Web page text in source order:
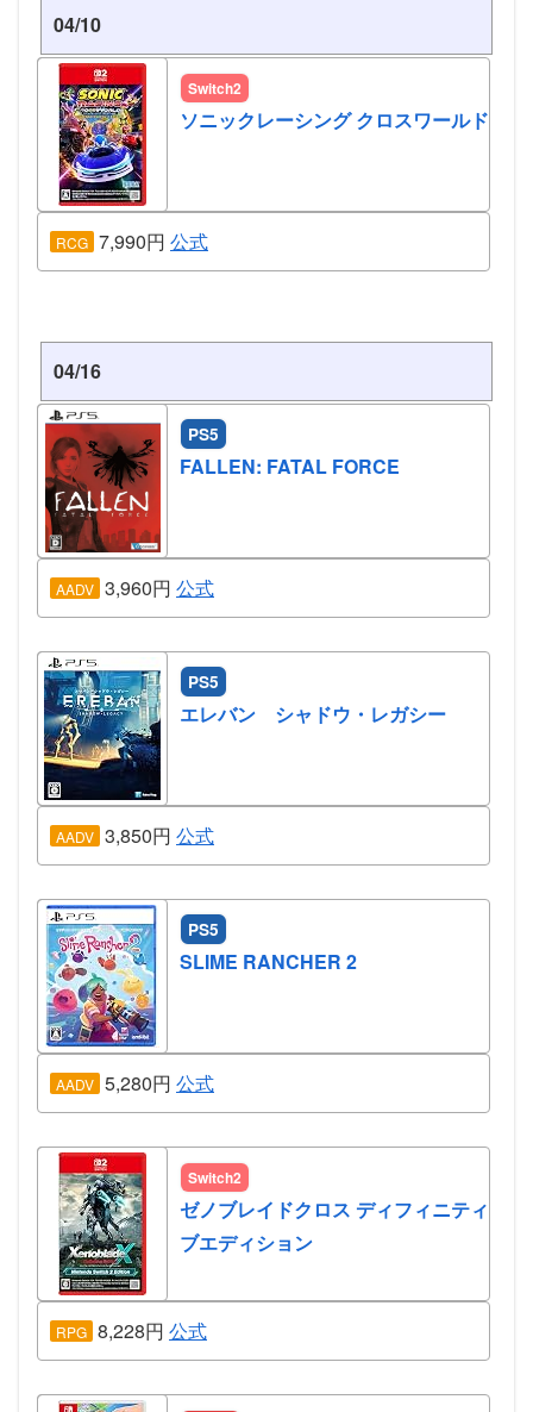
04/10
Switch2
ソニックレーシング クロスワールド
RCG 7,990円 公式
04/16
PS5
FALLEN: FATAL FORCE
AADV 3,960円 公式
PS5
エレバン シャドウ・レガシー
AADV 3,850円 公式
PS5
SLIME RANCHER 2
AADV 5,280円 公式
Switch2
ゼノブレイドクロス ディフィニティ
ブエディション
RPG 8,228円 公式